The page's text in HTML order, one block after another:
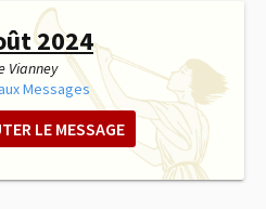
2024
Vianney
Messages
LE MESSAGE